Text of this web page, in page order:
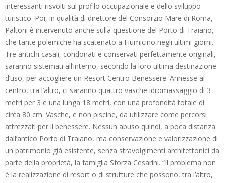
interessanti risvolti sul profilo occupazionale e dello sviluppo
turistico. Poi, in qualità di direttore del Consorzio Mare di Roma,
Paltoni è intervenuto anche sulla questione del Porto di Traiano,
che tante polemiche ha scatenato a Fiumicino negli ultimi giorni.
Tre antichi casali, condonati e conservati perfettamente originali,
saranno sistemati all’interno, secondo la loro ultima destinazione
d’uso, per accogliere un Resort Centro Benessere. Annesse al
centro, tra l’altro, ci saranno quattro vasche idromassaggio di 3
metri per 3 e una lunga 18 metri, con una profondità totale di
circa 80 cm. Vasche, e non piscine, da utilizzare come percorsi
attrezzati per il benessere. Nessun abuso quindi, a poca distanza
dall’antico Porto di Traiano, ma conservazione e valorizzazione di
un patrimonio già esistente, senza stravolgimenti architettonici da
parte della proprietà, la famiglia Sforza Cesarini. “Il problema non
è la realizzazione di resort o di strutture che possono, tra l’altro,